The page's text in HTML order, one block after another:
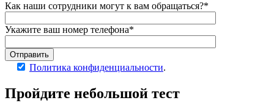
Как наши сотрудники могут к вам обращаться?*
Укажите ваш номер телефона*
Отправить
Политика конфиденциальности.
Пройдите небольшой тест